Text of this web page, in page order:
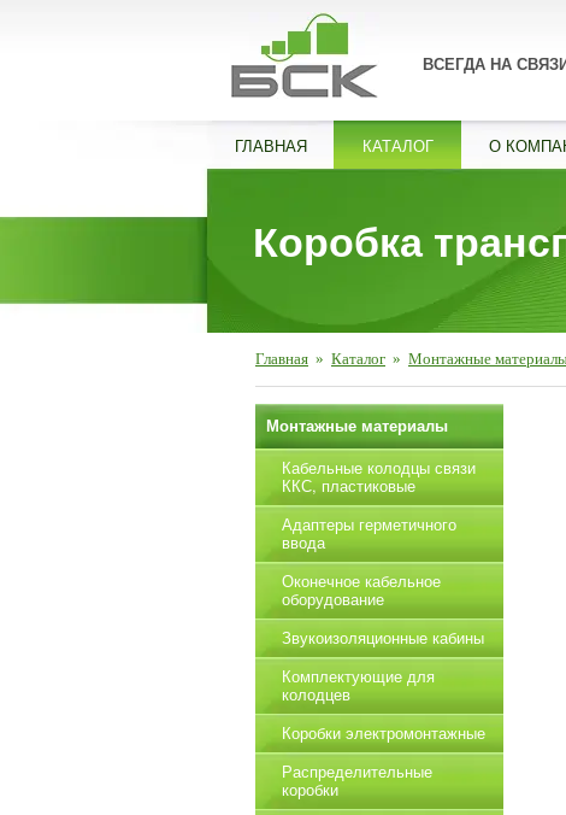
ВСЕГДА НА
ГЛАВНАЯ КАТАЛОГ О
Коробка
Главная » Каталог » Монтажные
Монтажные материалы
Кабельные колодцы связи
ККС, пластиковые
Адаптеры герметичного
ввода
Оконечное кабельное
оборудование
Звукоизоляционные кабины
Комплектующие для
колодцев
Коробки электромонтажные
Распределительные
коробки